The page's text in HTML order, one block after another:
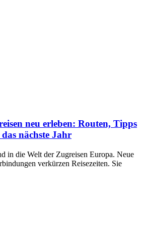
neu erleben: Routen, Tipps
nächste Jahr
in die Welt der Zugreisen Europa. Neue
verkürzen Reisezeiten. Sie